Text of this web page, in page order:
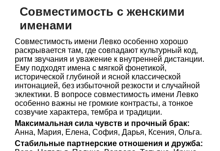
Совместимость с женскими
именами
Совместимость имени Левко особенно хорошо
раскрывается там, где совпадают культурный код,
ритм звучания и уважение к внутренней дистанции.
Ему подходят имена с мягкой фонетикой,
исторической глубиной и ясной классической
интонацией, без избыточной резкости и случайной
эклектики. В вопросе совместимость имени Левко
особенно важны не громкие контрасты, а тонкое
созвучие характера, тембра и традиции.
Максимальная сила чувств и прочный брак:
Анна, Мария, Елена, София, Дарья, Ксения, Ольга.
Стабильные партнерские отношения и дружба: